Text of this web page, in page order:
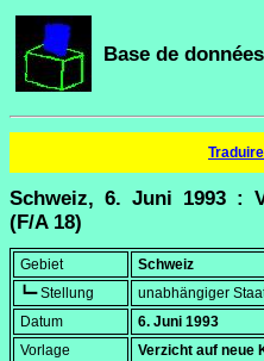
Base de
Schweiz, 6. Juni 1993 :
(F/A 18)
Gebiet
Schweiz
┗━ Stellung
unabhängiger
Datum
6. Juni 1993
Vorlage
Verzicht auf neue